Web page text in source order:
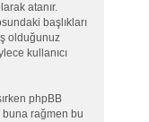
atanır.
başlıkları
olduğunuz
kullanıcı
phpBB
buna rağmen bu